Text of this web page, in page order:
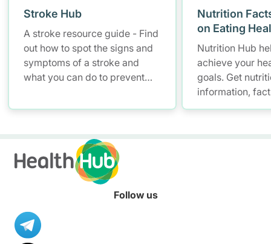
Stroke Hub
A stroke resource guide - Find
out how to spot the signs and
symptoms of a stroke and
what you can do to prevent
the warning signs and
in seeking treatment and
recovery from stroke.
Nutrition
on Eating
Nutrition Hub
achieve your
goals. Get
information,
resources to
Follow us